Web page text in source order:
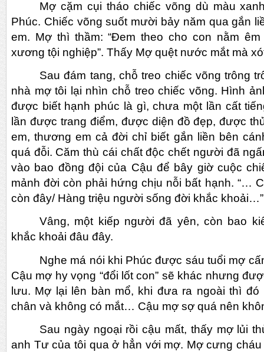
Mợ cặm cụi tháo chiếc võng dù màu
Phúc. Chiếc võng suốt mười bảy năm qua gắn
em. Mợ thì thầm: “Đem theo cho con nằm
xương tội nghiệp”. Thấy Mợ quệt nước mắt mà
Sau đám tang, chỗ treo chiếc võng trông
nhà mợ tôi lại nhìn chỗ treo chiếc võng. Hình
được biết hạnh phúc là gì, chưa một lần cất
lần được trang điểm, được diện đồ đẹp, được
em, thương em cả đời chỉ biết gắn liền bên
quá đỗi. Căm thù cái chất độc chết người đã
vào bao đồng đội của Cậu để bây giờ cuộc
mảnh đời còn phải hứng chịu nỗi bất hạnh. “…
còn đây/ Hàng triệu người sống đời khắc khoải…”
Vâng, một kiếp người đã yên, còn bao
khắc khoải đâu đây.
Nghe má nói khi Phúc được sáu tuổi mợ
Cậu mợ hy vọng “đổi lốt con” sẽ khác nhưng
lưu. Mợ lại lên bàn mổ, khi đưa ra ngoài thì đó
chân và không có mắt… Cậu mợ sợ quá nên
Sau ngày ngoại rồi cậu mất, thấy mợ lủi
anh Tư của tôi qua ở hẳn với mợ. Mợ cưng